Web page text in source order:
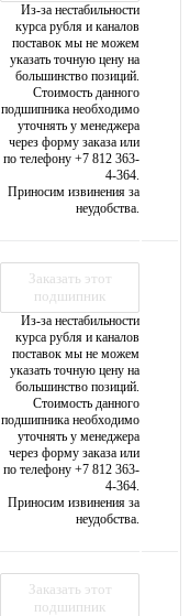
Из-за нестабильности
курса рубля и каналов
поставок мы не можем
указать точную цену на
большинство позиций.
Стоимость данного
подшипника необходимо
уточнять у менеджера
через форму заказа или
по телефону +7 812 363-
4-364.
Приносим извинения за
неудобства.
Заказать этот
подшипник
Из-за нестабильности
курса рубля и каналов
поставок мы не можем
указать точную цену на
большинство позиций.
Стоимость данного
подшипника необходимо
уточнять у менеджера
через форму заказа или
по телефону +7 812 363-
4-364.
Приносим извинения за
неудобства.
Заказать этот
подшипник